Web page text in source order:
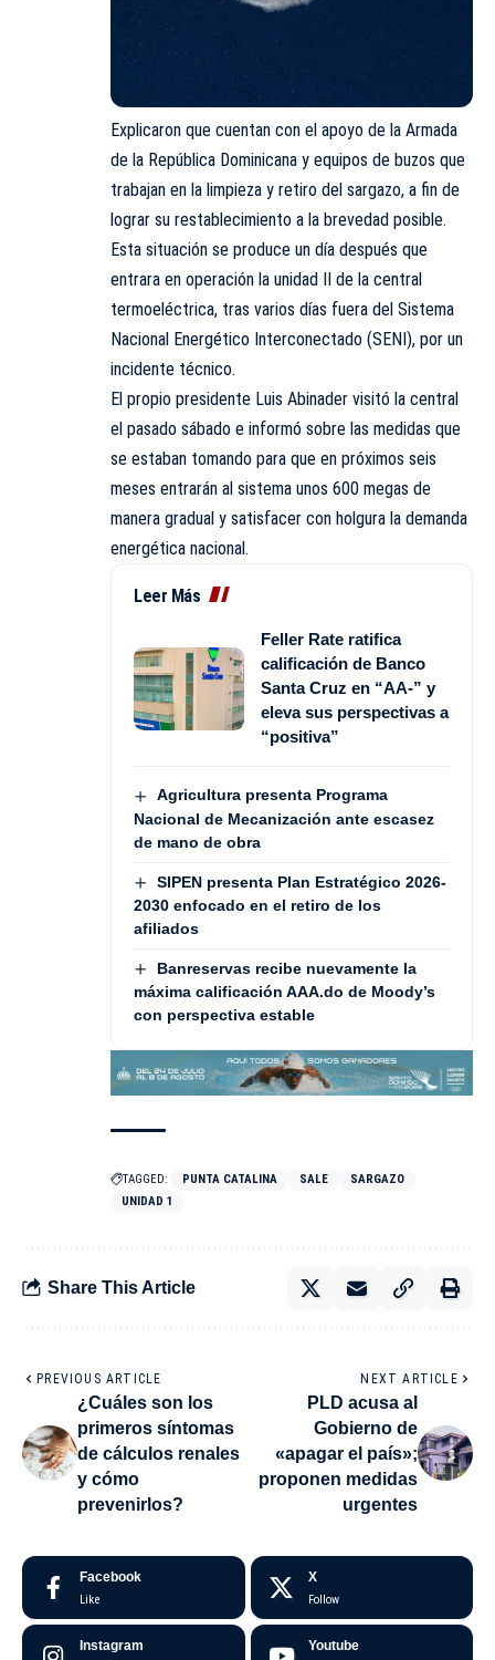
Explicaron que cuentan con el apoyo de la Armada
de la República Dominicana y equipos de buzos que
trabajan en la limpieza y retiro del sargazo, a fin de
lograr su restablecimiento a la brevedad posible.
Esta situación se produce un día después que
entrara en operación la unidad II de la central
termoeléctrica, tras varios días fuera del Sistema
Nacional Energético Interconectado (SENI), por un
incidente técnico.
El propio presidente Luis Abinader visitó la central
el pasado sábado e informó sobre las medidas que
se estaban tomando para que en próximos seis
meses entrarán al sistema unos 600 megas de
manera gradual y satisfacer con holgura la demanda
energética nacional.
Leer Más
Feller Rate ratifica
calificación de Banco
Santa Cruz en “AA-” y
eleva sus perspectivas a
“positiva”
Agricultura presenta Programa
Nacional de Mecanización ante escasez
de mano de obra
SIPEN presenta Plan Estratégico 2026-
2030 enfocado en el retiro de los
afiliados
Banreservas recibe nuevamente la
máxima calificación AAA.do de Moody’s
con perspectiva estable
TAGGED: PUNTA CATALINA SALE
SARGAZO
UNIDAD 1
Share This Article
PREVIOUS ARTICLE
¿Cuáles son los
primeros síntomas
de cálculos renales
y cómo
prevenirlos?
NEXT ARTICLE
PLD acusa al
Gobierno de
«apagar el país»;
proponen medidas
urgentes
Facebook
Like
X
Follow
Instagram Youtube